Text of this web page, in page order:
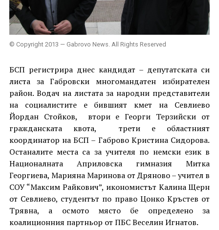
© Copyright 2013 — Gabrovo News. All Rights Reserved
БСП регистрира днес кандидат – депутатската си
листа за Габровски многомандатен избирателен
район. Водач на листата за народни представители
на социалистите е бившият кмет на Севлиево
Йордан Стойков, втори е Георги Терзийски от
гражданската квота, трети е областният
координатор на БСП – Габрово Кристина Сидорова.
Останалите места са за учителя по немски език в
Националната Априловска гимназия Митка
Георгиева, Марияна Маринова от Дряново – учител в
СОУ “Максим Райкович”, икономистът Калина Щерн
от Севлиево, студентът по право Цонко Кръстев от
Трявна, а осмото място бе определено за
коалиционния партньор от ПБС Веселин Игнатов.